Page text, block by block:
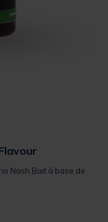
Nash Bait à base de